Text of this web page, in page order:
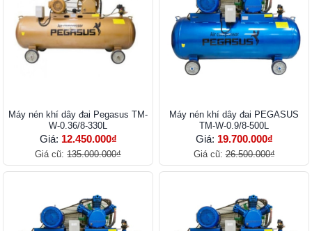
Máy nén khí dây đai Pegasus TM-
W-0.36/8-330L
Giá: 12.450.000₫
Giá cũ: 135.000.000₫
Máy nén khí dây đai PEGASUS
TM-W-0.9/8-500L
Giá: 19.700.000₫
Giá cũ:26.500.000₫